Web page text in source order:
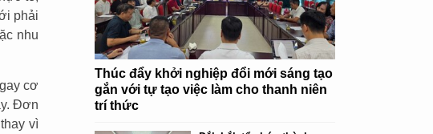
phải
nhu
cơ
Đơn
vì
Thúc đẩy khởi nghiệp đổi mới sáng tạo
gắn với tự tạo việc làm cho thanh niên
trí thức